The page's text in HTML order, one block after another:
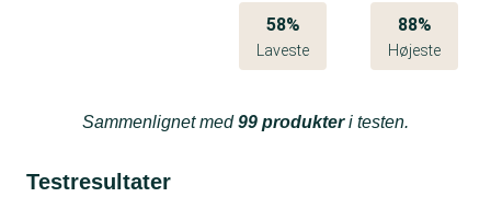
58%
Laveste
88%
Højeste
Sammenlignet med99 produkteri testen.
Testresultater